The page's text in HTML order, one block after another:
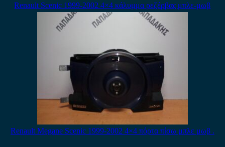
Renault Scenic 1999-2002 4×4 κάλυμμα ρεζέρβας μπλε-μωβ
Renault Megane Scenic 1999-2002 4×4 πόρτα πίσω μπλε μωβ .